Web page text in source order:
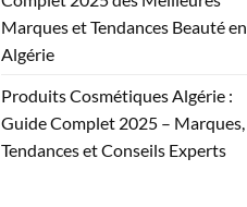
Marques et Tendances Beauté en
Algérie
Produits Cosmétiques Algérie :
Guide Complet 2025 – Marques,
Tendances et Conseils Experts